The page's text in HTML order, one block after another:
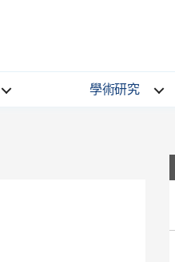
學術研究